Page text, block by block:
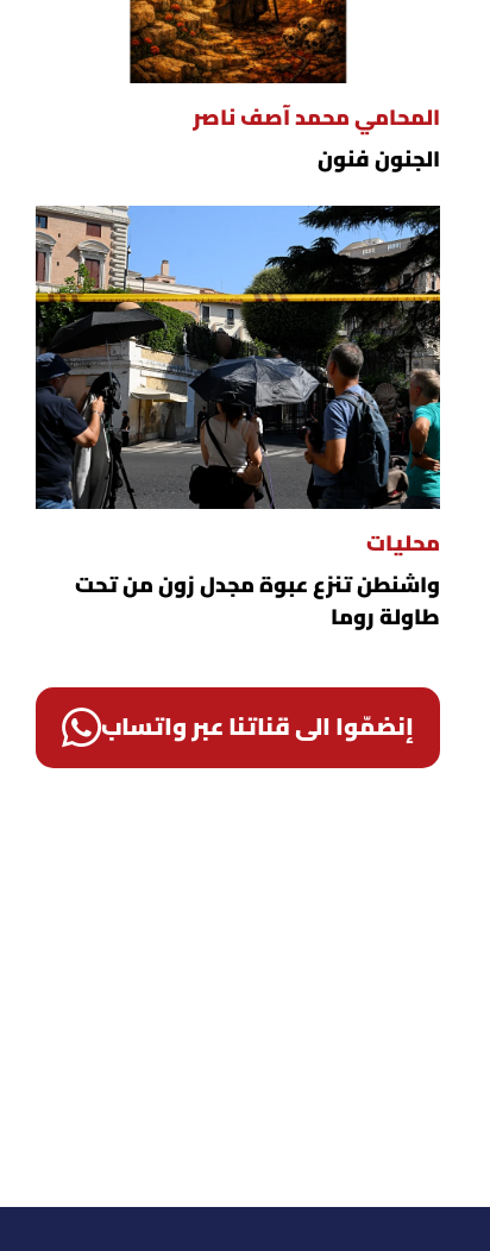
المحامي محمد آصف ناصر
الجنون فنون
محليات
واشنطن تنزع عبوة مجدل زون من تحت
طاولة روما
إنضمّوا الى قناتنا عبر واتساب